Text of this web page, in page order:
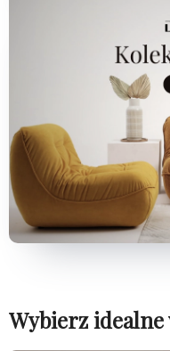
Wybierz idealne